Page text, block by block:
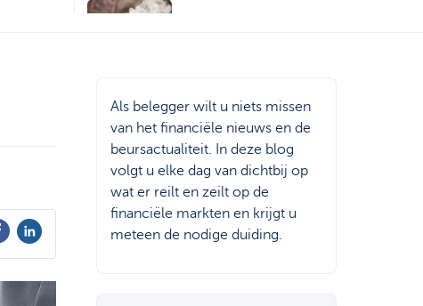
Als belegger wilt u niets missen
van het financiële nieuws en de
beursactualiteit. In deze blog
volgt u elke dag van dichtbij op
wat er reilt en zeilt op de
financiële markten en krijgt u
meteen de nodige duiding.